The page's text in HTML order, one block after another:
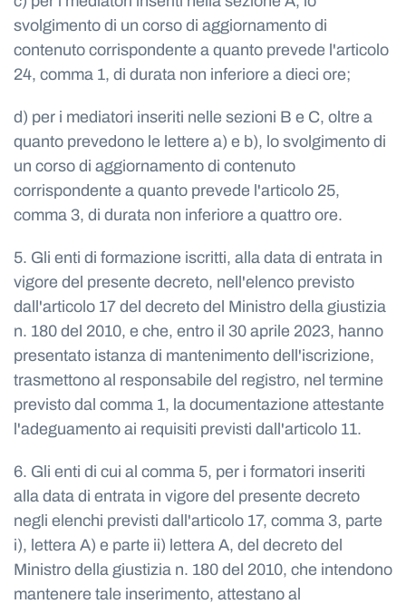
svolgimento di un corso di aggiornamento di
contenuto corrispondente a quanto prevede l'articolo
24, comma 1, di durata non inferiore a dieci ore;
d) per i mediatori inseriti nelle sezioni B e C, oltre a
quanto prevedono le lettere a) e b), lo svolgimento di
un corso di aggiornamento di contenuto
corrispondente a quanto prevede l'articolo 25,
comma 3, di durata non inferiore a quattro ore.
5. Gli enti di formazione iscritti, alla data di entrata in
vigore del presente decreto, nell'elenco previsto
dall'articolo 17 del decreto del Ministro della giustizia
n. 180 del 2010, e che, entro il 30 aprile 2023, hanno
presentato istanza di mantenimento dell'iscrizione,
trasmettono al responsabile del registro, nel termine
previsto dal comma 1, la documentazione attestante
l'adeguamento ai requisiti previsti dall'articolo 11.
6. Gli enti di cui al comma 5, per i formatori inseriti
alla data di entrata in vigore del presente decreto
negli elenchi previsti dall'articolo 17, comma 3, parte
i), lettera A) e parte ii) lettera A, del decreto del
Ministro della giustizia n. 180 del 2010, che intendono
mantenere tale inserimento, attestano al